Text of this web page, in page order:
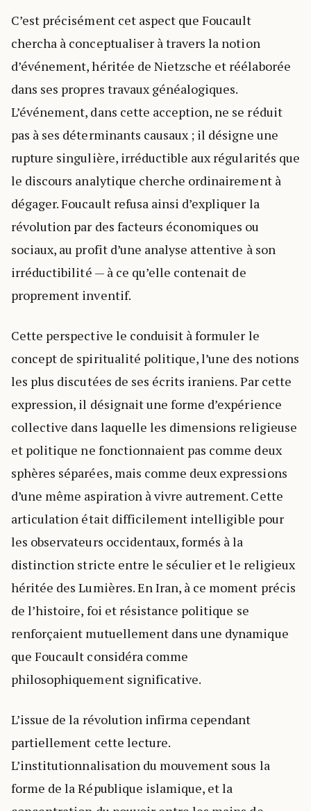
C’est précisément cet aspect que Foucault
chercha à conceptualiser à travers la notion
d’événement, héritée de Nietzsche et réélaborée
dans ses propres travaux généalogiques.
L’événement, dans cette acception, ne se réduit
pas à ses déterminants causaux ; il désigne une
rupture singulière, irréductible aux régularités que
le discours analytique cherche ordinairement à
dégager. Foucault refusa ainsi d’expliquer la
révolution par des facteurs économiques ou
sociaux, au profit d’une analyse attentive à son
irréductibilité — à ce qu’elle contenait de
proprement inventif.
Cette perspective le conduisit à formuler le
concept de spiritualité politique, l’une des notions
les plus discutées de ses écrits iraniens. Par cette
expression, il désignait une forme d’expérience
collective dans laquelle les dimensions religieuse
et politique ne fonctionnaient pas comme deux
sphères séparées, mais comme deux expressions
d’une même aspiration à vivre autrement. Cette
articulation était difficilement intelligible pour
les observateurs occidentaux, formés à la
distinction stricte entre le séculier et le religieux
héritée des Lumières. En Iran, à ce moment précis
de l’histoire, foi et résistance politique se
renforçaient mutuellement dans une dynamique
que Foucault considéra comme
philosophiquement significative.
L’issue de la révolution infirma cependant
partiellement cette lecture.
L’institutionnalisation du mouvement sous la
forme de la République islamique, et la